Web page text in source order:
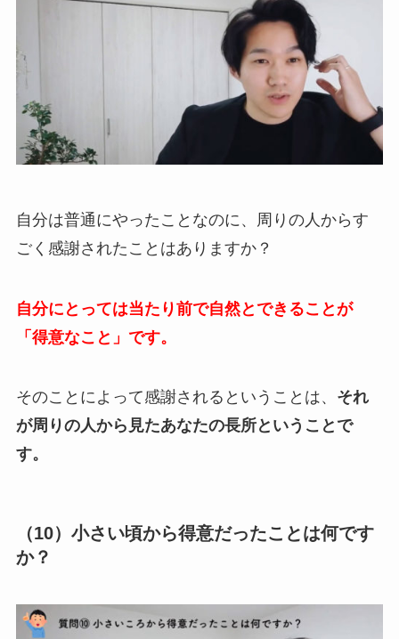
自分は普通にやったことなのに、周りの人からす
ごく感謝されたことはありますか？
自分にとっては当たり前で自然とできることが
「得意なこと」です。
そのことによって感謝されるということは、 それ
が周りの人から見たあなたの長所ということで
す。
（10）小さい頃から得意だったことは何です
か？